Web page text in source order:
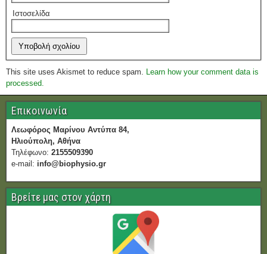
Ιστοσελίδα
This site uses Akismet to reduce spam. Learn how your comment data is
processed.
Επικοινωνία
Λεωφόρος Μαρίνου Αντύπα 84,
Ηλιούπολη, Αθήνα
Τηλέφωνο: 2155509390
e-mail: info@biophysio.gr
Βρείτε μας στον χάρτη